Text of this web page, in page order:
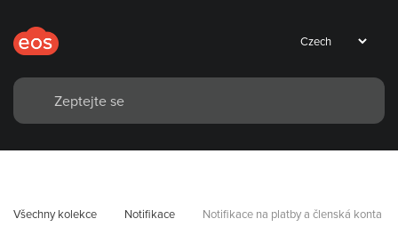
Všechny kolekce Notifikace Notifikace na platby a členská konta